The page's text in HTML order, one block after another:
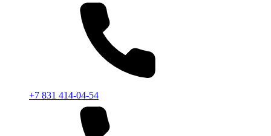
+7 831 414-04-54